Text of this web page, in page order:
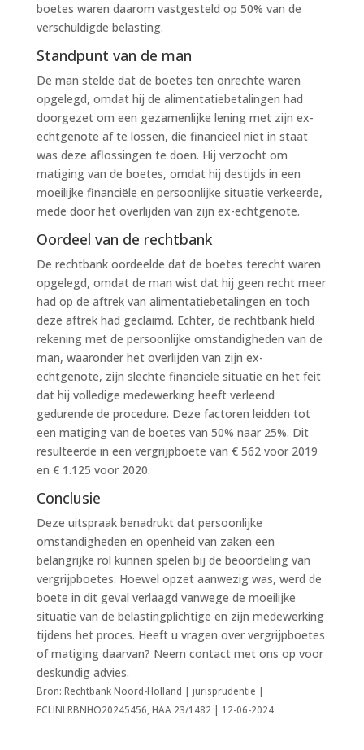
boetes waren daarom vastgesteld op 50% van de
verschuldigde belasting.
Standpunt van de man
De man stelde dat de boetes ten onrechte waren
opgelegd, omdat hij de alimentatiebetalingen had
doorgezet om een gezamenlijke lening met zijn ex-
echtgenote af te lossen, die financieel niet in staat
was deze aflossingen te doen. Hij verzocht om
matiging van de boetes, omdat hij destijds in een
moeilijke financiële en persoonlijke situatie verkeerde,
mede door het overlijden van zijn ex-echtgenote.
Oordeel van de rechtbank
De rechtbank oordeelde dat de boetes terecht waren
opgelegd, omdat de man wist dat hij geen recht meer
had op de aftrek van alimentatiebetalingen en toch
deze aftrek had geclaimd. Echter, de rechtbank hield
rekening met de persoonlijke omstandigheden van de
man, waaronder het overlijden van zijn ex-
echtgenote, zijn slechte financiële situatie en het feit
dat hij volledige medewerking heeft verleend
gedurende de procedure. Deze factoren leidden tot
een matiging van de boetes van 50% naar 25%. Dit
resulteerde in een vergrijpboete van € 562 voor 2019
en € 1.125 voor 2020.
Conclusie
Deze uitspraak benadrukt dat persoonlijke
omstandigheden en openheid van zaken een
belangrijke rol kunnen spelen bij de beoordeling van
vergrijpboetes. Hoewel opzet aanwezig was, werd de
boete in dit geval verlaagd vanwege de moeilijke
situatie van de belastingplichtige en zijn medewerking
tijdens het proces. Heeft u vragen over vergrijpboetes
of matiging daarvan? Neem contact met ons op voor
deskundig advies.
Bron: Rechtbank Noord-Holland | jurisprudentie |
ECLINLRBNHO20245456, HAA 23/1482 | 12-06-2024